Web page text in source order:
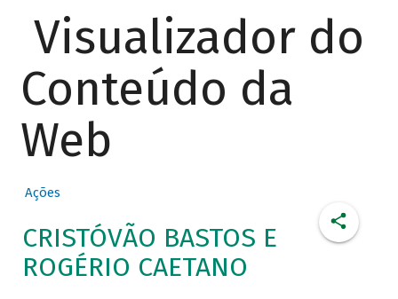
Visualizador do
Conteúdo da
Web
Ações
CRISTÓVÃO BASTOS E
ROGÉRIO CAETANO